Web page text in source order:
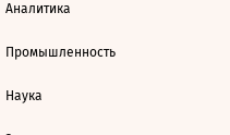
Аналитика
Промышленность
Наука